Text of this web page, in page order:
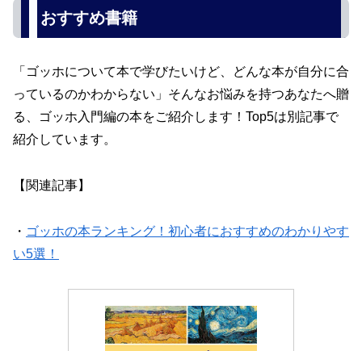
おすすめ書籍
「ゴッホについて本で学びたいけど、どんな本が自分に合
っているのかわからない」そんなお悩みを持つあなたへ贈
る、ゴッホ入門編の本をご紹介します！Top5は別記事で
紹介しています。
【関連記事】
・ ゴッホの本ランキング！初心者におすすめのわかりやす
い5選！